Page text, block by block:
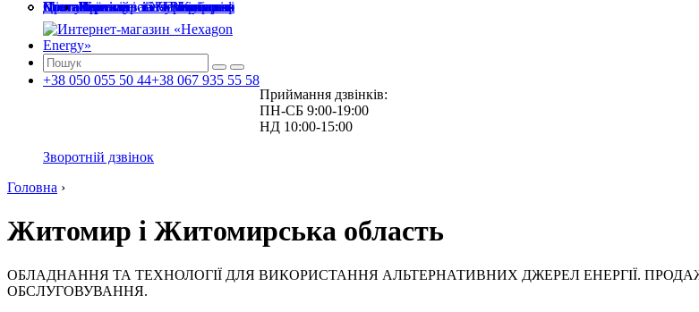
Головна
Про компанію
Доставка та оплата
Міста і області
Київ і Київська
Житомир і Житомирська
Чернігів і Чернігівська
Черкаси і Черкаська
Полтава і Полтавська
Вінниця і Вінницька
ПослугиЗелений тариф
Проектування та монтаж
Сервісне обслуговування
Статті
Контакти
+38 050 055 50 44+38 067 935 55 58
Приймання дзвінків:
ПН-СБ 9:00-19:00
НД 10:00-15:00
Зворотній дзвінок
Головна ›
Житомир і Житомирська область
ОБЛАДНАННЯ ТА ТЕХНОЛОГІЇ ДЛЯ ВИКОРИСТАННЯ АЛЬТЕРНАТИВНИХ ДЖЕРЕЛ ЕНЕРГІЇ.
ОБСЛУГОВУВАННЯ.